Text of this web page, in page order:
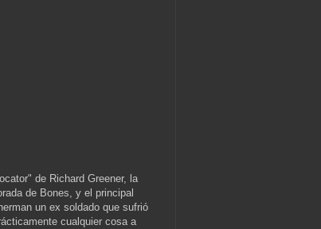
de Richard Greener, la
de Bones, y el principal
un ex soldado que sufrió
cualquier cosa a